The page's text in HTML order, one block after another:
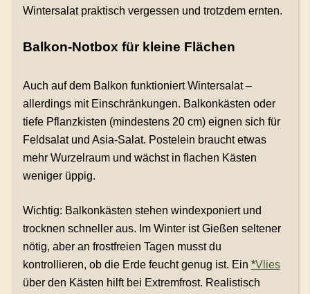
Wintersalat praktisch vergessen und trotzdem ernten.
Balkon-Notbox für kleine Flächen
Auch auf dem Balkon funktioniert Wintersalat –
allerdings mit Einschränkungen. Balkonkästen oder
tiefe Pflanzkisten (mindestens 20 cm) eignen sich für
Feldsalat und Asia-Salat. Postelein braucht etwas
mehr Wurzelraum und wächst in flachen Kästen
weniger üppig.
Wichtig: Balkonkästen stehen windexponiert und
trocknen schneller aus. Im Winter ist Gießen seltener
nötig, aber an frostfreien Tagen musst du
kontrollieren, ob die Erde feucht genug ist. Ein *Vlies
über den Kästen hilft bei Extremfrost. Realistisch